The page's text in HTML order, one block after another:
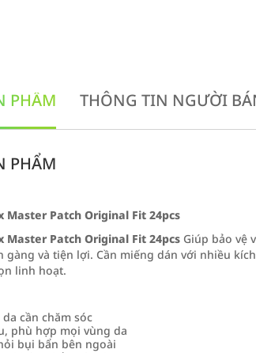
PHẨM THÔNG TIN NGƯỜI
PHẨM
Master Patch Original Fit 24pcs
Master Patch Original Fit 24pcs Giúp bảo vệ
gàng và tiện lợi. Cần miếng dán với nhiều
linh hoạt.
cần chăm sóc
phù hợp mọi vùng da
bụi bẩn bên ngoài